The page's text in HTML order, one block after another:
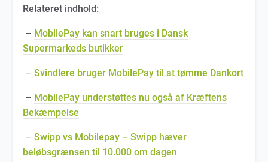
Relateret indhold:
– MobilePay kan snart bruges i Dansk
Supermarkeds butikker
–Svindlere bruger MobilePay til at tømme Dankort
– MobilePay understøttes nu også af Kræftens
Bekæmpelse
–Swipp vs Mobilepay – Swipp hæver
beløbsgrænsen til 10.000 om dagen